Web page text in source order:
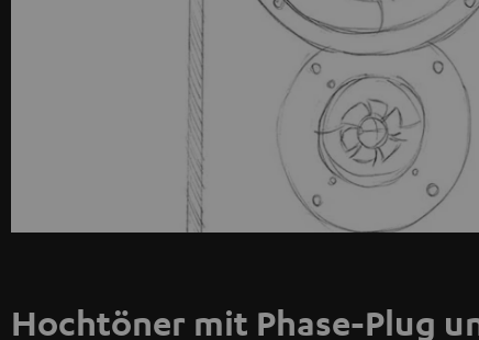
Hochtöner mit Phase-Plug